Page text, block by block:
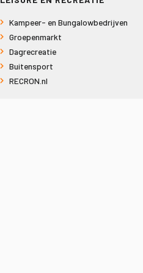
Kampeer- en Bungalowbedrijven
Groepenmarkt
Dagrecreatie
Buitensport
RECRON.nl